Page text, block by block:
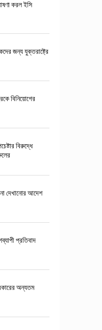
করল ইসি
জন্য যুক্তরাষ্ট্রে
বিনিয়োগের
বিরুদ্ধে
না দেখানোর আদেশ
প্রতিবাদ
অন্যতম